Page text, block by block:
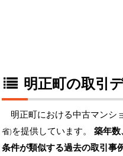
明正町の取引
明正町における中古マンシ
省)を提供しています。 築年数
条件が類似する過去の取引事